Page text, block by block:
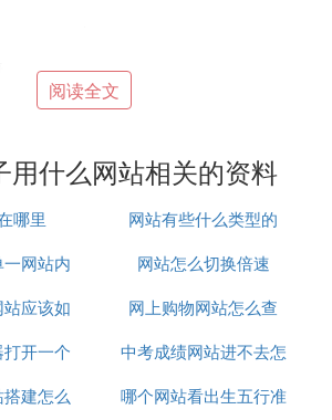
候，都需要先查看房屋的实际情
向、家具配套、周边设施以及室内
要关心每月的租金，还需要询问押
租金再便宜，其实都是不划算的。
阅读全文
用什么网站相关的资料
哪里
网站有些什么类型的
网站内
网站怎么切换倍速
应该如
网上购物网站怎么查
开一个
中考成绩网站进不去怎
么办
建怎么
哪个网站看出生五行准